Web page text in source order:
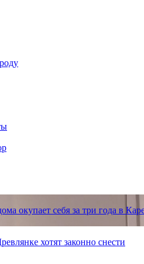
окупает себя за три года в
хотят законно снести